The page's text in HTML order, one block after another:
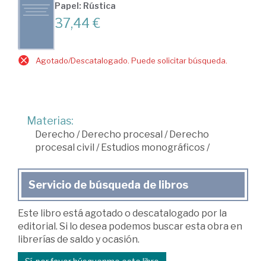
Papel: Rústica
37,44 €
Agotado/Descatalogado. Puede solicitar búsqueda.
Materias:
Derecho /Derecho procesal /Derecho
procesal civil /Estudios monográficos/
Servicio de búsqueda de libros
Este libro está agotado o descatalogado por la
editorial. Si lo desea podemos buscar esta obra en
librerías de saldo y ocasión.